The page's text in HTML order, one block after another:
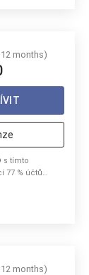
months)
s tímto
77 % účtů
months)